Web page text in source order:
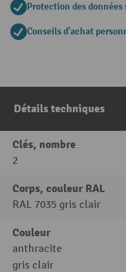
Protection des données
Conseils d'achat
Détails techniques
Clés, nombre
2
Corps, couleur RAL
RAL 7035 gris clair
Couleur
anthracite
gris clair